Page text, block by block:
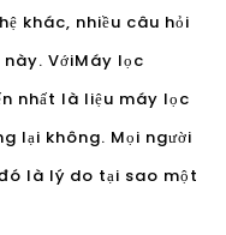
là lý do tại sao một